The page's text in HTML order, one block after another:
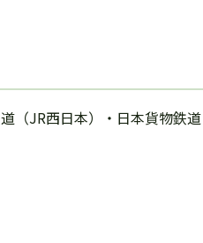
（JR西日本）・日本貨物鉄